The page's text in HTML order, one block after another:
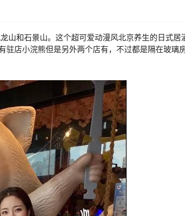
山和石景山。这个超可爱动漫风北京养生的日式居
驻店小浣熊但是另外两个店有，不过都是隔在玻璃